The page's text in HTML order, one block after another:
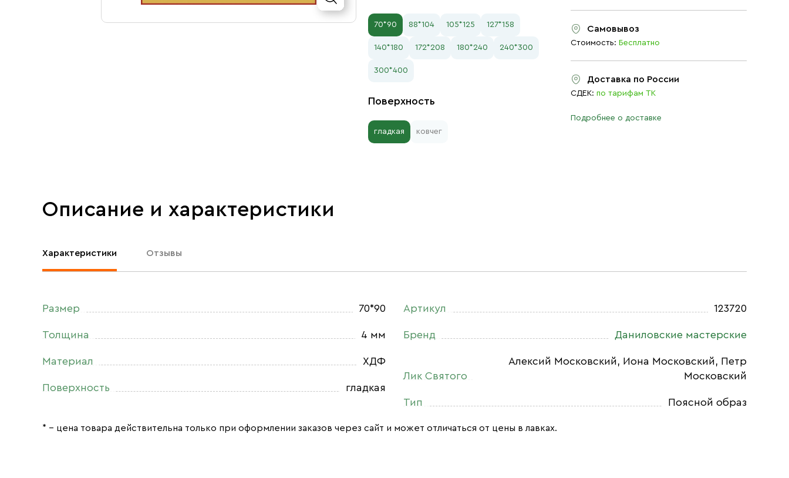
70*90 88*104 105*125 127*158
140*180 172*208 180*240 240*300
300*400
Поверхность
гладкая ковчег
Самовывоз
Стоимость: Бесплатно
Доставка по России
СДЕК: по тарифам ТК
Подробнее о доставке
Описание и характеристики
Характеристики Отзывы
Размер 70*90
Толщина 4 мм
Материал ХДФ
Поверхность гладкая
Артикул 123720
Бренд Даниловские мастерские
Лик Святого
Алексий Московский, Иона Московский, Петр
Московский
Тип Поясной образ
* – цена товара действительна только при оформлении заказов через сайт и может отличаться от цены в лавках.